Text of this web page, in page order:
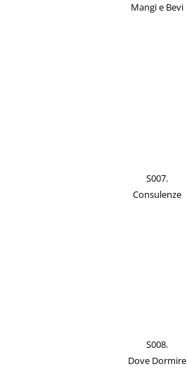
Mangi e Bevi
S007.
Consulenze
S008.
Dove Dormire